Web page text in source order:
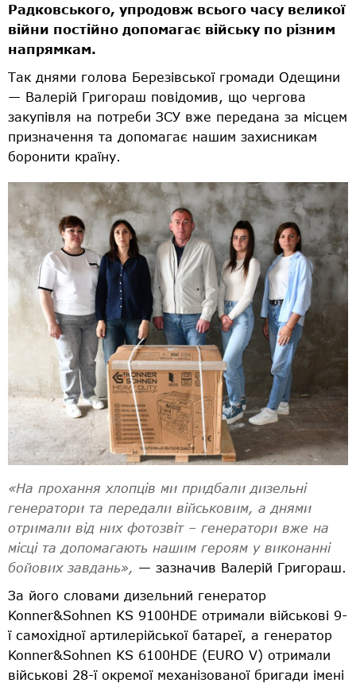
Радковського, упродовж всього часу великої
війни постійно допомагає війську по різним
напрямкам.
Так днями голова Березівської громади Одещини
— Валерій Григораш повідомив, що чергова
закупівля на потреби ЗСУ вже передана за місцем
призначення та допомагає нашим захисникам
боронити країну.
«На прохання хлопців ми придбали дизельні
генератори та передали військовим, а днями
отримали від них фотозвіт – генератори вже на
місці та допомагають нашим героям у виконанні
бойових завдань», — зазначив Валерій Григораш.
За його словами дизельний генератор
Konner&Sohnen KS 9100HDE отримали військові 9-
ї самохідної артилерійської батареї, а генератор
Konner&Sohnen KS 6100HDE (EURO V) отримали
військові 28-ї окремої механізованої бригади імені